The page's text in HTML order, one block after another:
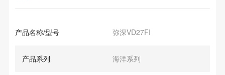
产品名称/型号 弥深VD27FI
产品系列 海洋系列